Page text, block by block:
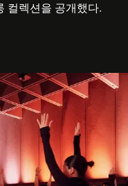
컬렉션을 공개했다.